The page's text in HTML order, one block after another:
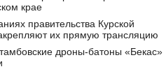
крае
правительства Курской
их прямую трансляцию
дроны-батоны «Бекас»